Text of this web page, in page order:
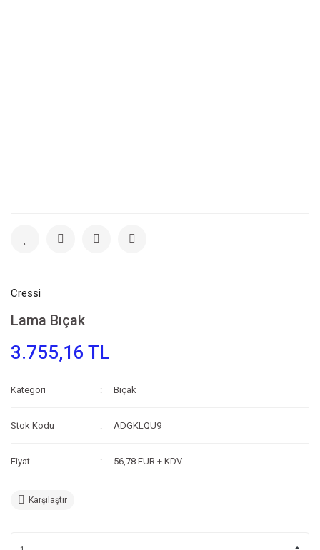
Cressi
Lama Bıçak
3.755,16 TL
Kategori Bıçak
Stok Kodu ADGKLQU9
Fiyat 56,78 EUR + KDV
Karşılaştır